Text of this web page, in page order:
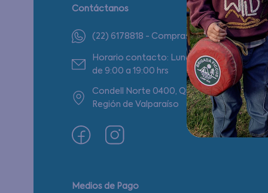
Contáctanos
(22) 6178818 - Compras Internet
Horario contacto: Lunes a Viernes
de 9:00 a 19:00 hrs
Condell Norte 0400, Quilpué,
Región de Valparaíso
Medios de Pago